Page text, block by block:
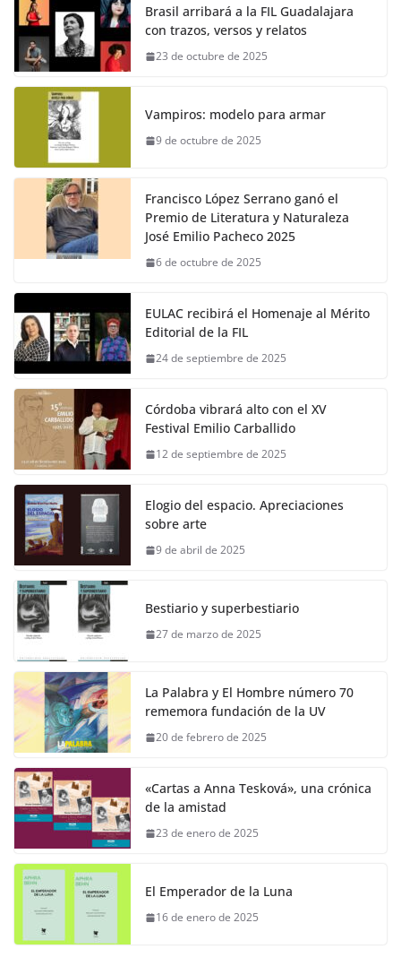
Brasil arribará a la FIL Guadalajara
con trazos, versos y relatos
23 de octubre de 2025
Vampiros: modelo para armar
9 de octubre de 2025
Francisco López Serrano ganó el
Premio de Literatura y Naturaleza
José Emilio Pacheco 2025
6 de octubre de 2025
EULAC recibirá el Homenaje al Mérito
Editorial de la FIL
24 de septiembre de 2025
Córdoba vibrará alto con el XV
Festival Emilio Carballido
12 de septiembre de 2025
Elogio del espacio. Apreciaciones
sobre arte
9 de abril de 2025
Bestiario y superbestiario
27 de marzo de 2025
La Palabra y El Hombre número 70
rememora fundación de la UV
20 de febrero de 2025
«Cartas a Anna Tesková», una crónica
de la amistad
23 de enero de 2025
El Emperador de la Luna
16 de enero de 2025